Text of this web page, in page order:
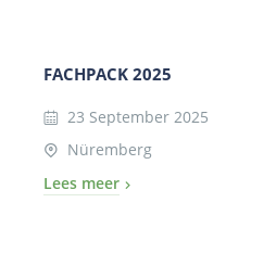
FACHPACK 2025
23 September 2025
Nüremberg
Lees meer